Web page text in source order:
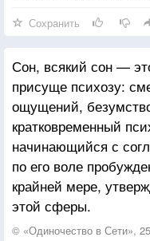
такие
знакомый запах,
штор, шум ливня за
снег на тротуаре
почки.
Сохранить
Сон, всякий сон —
присуще психозу:
ощущений,
кратковременный
начинающийся с
по его воле
крайней мере,
этой сферы.
© «Одиночество в Сети»,